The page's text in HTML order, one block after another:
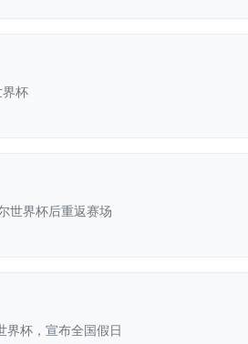
杯
世界杯后重返赛场
界杯，宣布全国假日